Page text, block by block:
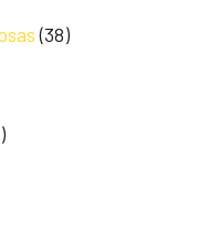
(38)